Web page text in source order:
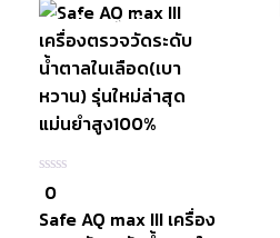
หยิบใส่
ตะกร้า
สินค้าหมดแล้ว
0
ใน
5
0
Safe AQ max III เครื่อง